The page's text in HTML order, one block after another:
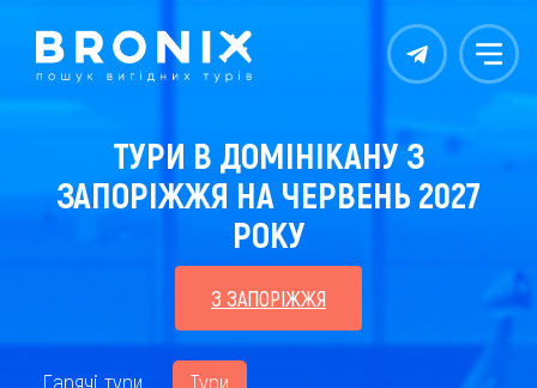
Контакты Меню
ТУРИ В ДОМІНІКАНУ З
ЗАПОРІЖЖЯ НА ЧЕРВЕНЬ 2027
РОКУ
З ЗАПОРІЖЖЯ
Гарячі тури Тури